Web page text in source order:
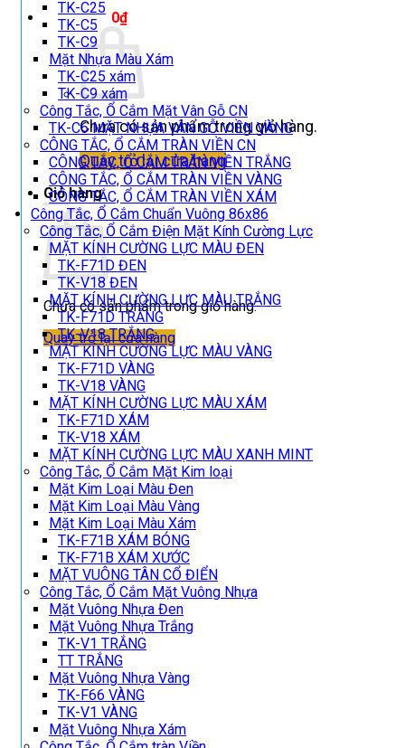
Giỏ hàng / 0₫
Chưa có sản phẩm trong giỏ hàng.
Quay trở lại cửa hàng
Giỏ hàng
Chưa có sản phẩm trong giỏ hàng.
Quay trở lại cửa hàng
TK-C25
TK-C5
TK-C9
Mặt Nhựa Màu Xám
TK-C25 xám
TK-C9 xám
Công Tắc, Ổ Cắm Mặt Vân Gỗ CN
TK-C6 MẶT NHỰA VÂN GỖ VIỀN VÀNG
CÔNG TẮC, Ổ CẮM TRÀN VIỀN CN
CÔNG TẮC, Ổ CẮM TRÀN VIỀN TRẮNG
CÔNG TẮC, Ổ CẮM TRÀN VIỀN VÀNG
CÔNG TẮC, Ổ CẮM TRÀN VIỀN XÁM
Công Tắc, Ổ Cắm Chuẩn Vuông 86x86
Công Tắc, Ổ Cắm Điện Mặt Kính Cường Lực
MẶT KÍNH CƯỜNG LỰC MÀU ĐEN
TK-F71D ĐEN
TK-V18 ĐEN
MẶT KÍNH CƯỜNG LỰC MÀU TRẮNG
TK-F71D TRẮNG
TK-V18 TRẮNG
MẶT KÍNH CƯỜNG LỰC MÀU VÀNG
TK-F71D VÀNG
TK-V18 VÀNG
MẶT KÍNH CƯỜNG LỰC MÀU XÁM
TK-F71D XÁM
TK-V18 XÁM
MẶT KÍNH CƯỜNG LỰC MÀU XANH MINT
Công Tắc, Ổ Cắm Mặt Kim loại
Mặt Kim Loại Màu Đen
Mặt Kim Loại Màu Vàng
Mặt Kim Loại Màu Xám
TK-F71B XÁM BÓNG
TK-F71B XÁM XƯỚC
MẶT VUÔNG TÂN CỔ ĐIỂN
Công Tắc, Ổ Cắm Mặt Vuông Nhựa
Mặt Vuông Nhựa Đen
Mặt Vuông Nhựa Trắng
TK-V1 TRẮNG
TT TRẮNG
Mặt Vuông Nhựa Vàng
TK-F66 VÀNG
TK-V1 VÀNG
Mặt Vuông Nhựa Xám